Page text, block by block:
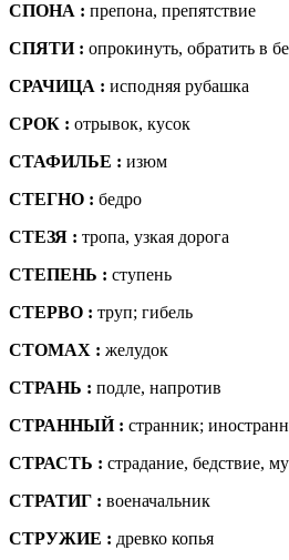
СПОНА : препона, препятствие
СПЯТИ : опрокинуть, обратить в
СРАЧИЦА : исподняя рубашка
СРОК : отрывок, кусок
СТАФИЛЬЕ : изюм
СТЕГНО : бедро
СТЕЗЯ : тропа, узкая дорога
СТЕПЕНЬ : ступень
СТЕРВО : труп; гибель
СТОМАХ : желудок
СТРАНЬ : подле, напротив
СТРАННЫЙ : странник;
СТРАСТЬ : страдание, бедствие,
СТРАТИГ : военачальник
СТРУЖИЕ : древко копья